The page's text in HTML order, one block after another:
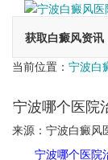
获取白癜风资
当前位置： 宁波白
宁波哪个医院
来源：宁波白癜风
宁波哪个医院